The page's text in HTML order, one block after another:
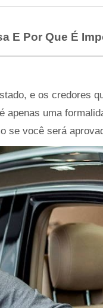
E Por Que É
e os credores
apenas uma
se você será